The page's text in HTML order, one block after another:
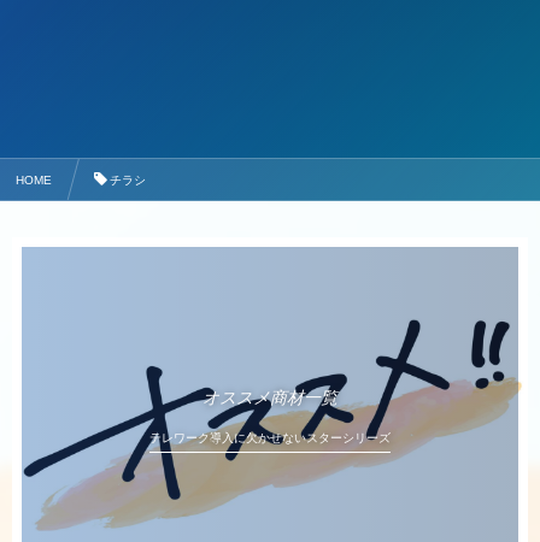
HOME チラシ
オススメ商材一覧
テレワーク導入に欠かせないスターシリーズ